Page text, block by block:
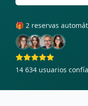
🎁 2 reservas
14 634 usuarios